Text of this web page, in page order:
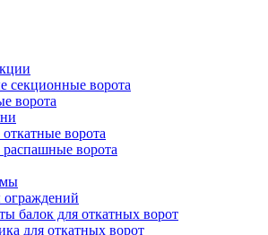
секционные ворота
ворота
ворота
ворота
балок для откатных ворот
для откатных ворот